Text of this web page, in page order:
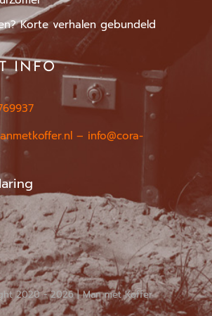
Korte verhalen gebundeld
INFO
– info@cora-
2020 -2026 | Man met Koffer